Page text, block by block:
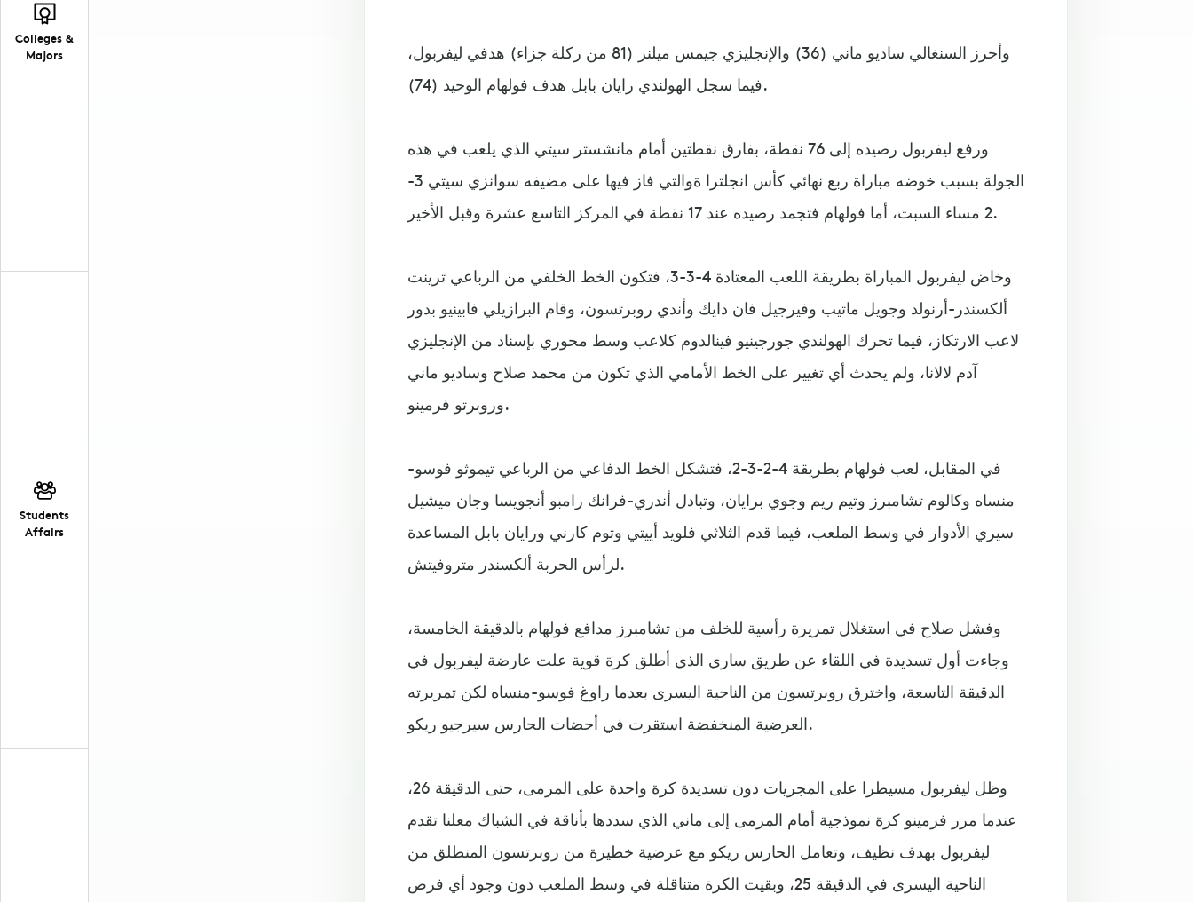
Colleges &
Majors
Students
Affairs
وأحرز السنغالي ساديو ماني (36) والإنجليزي جيمس ميلنر (81 من ركلة جزاء) هدفي ليفربول،
فيما سجل الهولندي رايان بابل هدف فولهام الوحيد (74).
ورفع ليفربول رصيده إلى 76 نقطة، بفارق نقطتين أمام مانشستر سيتي الذي يلعب في هذه
الجولة بسبب خوضه مباراة ربع نهائي كأس انجلترا ةوالتي فاز فيها على مضيفه سوانزي سيتي 3-
2 مساء السبت، أما فولهام فتجمد رصيده عند 17 نقطة في المركز التاسع عشرة وقبل الأخير.
وخاض ليفربول المباراة بطريقة اللعب المعتادة 4-3-3، فتكون الخط الخلفي من الرباعي ترينت
ألكسندر-أرنولد وجويل ماتيب وفيرجيل فان دايك وأندي روبرتسون، وقام البرازيلي فابينيو بدور
لاعب الارتكاز، فيما تحرك الهولندي جورجينيو فينالدوم كلاعب وسط محوري بإسناد من الإنجليزي
آدم لالانا، ولم يحدث أي تغيير على الخط الأمامي الذي تكون من محمد صلاح وساديو ماني
وروبرتو فرمينو.
في المقابل، لعب فولهام بطريقة 4-2-3-2، فتشكل الخط الدفاعي من الرباعي تيموثو فوسو-
منساه وكالوم تشامبرز وتيم ريم وجوي برايان، وتبادل أندري-فرانك رامبو أنجويسا وجان ميشيل
سيري الأدوار في وسط الملعب، فيما قدم الثلاثي فلويد أييتي وتوم كارني ورايان بابل المساعدة
لرأس الحربة ألكسندر متروفيتش.
وفشل صلاح في استغلال تمريرة رأسية للخلف من تشامبرز مدافع فولهام بالدقيقة الخامسة،
وجاءت أول تسديدة في اللقاء عن طريق ساري الذي أطلق كرة قوية علت عارضة ليفربول في
الدقيقة التاسعة، واخترق روبرتسون من الناحية اليسرى بعدما راوغ فوسو-منساه لكن تمريرته
العرضية المنخفضة استقرت في أحضات الحارس سيرجيو ريكو.
وظل ليفربول مسيطرا على المجريات دون تسديدة كرة واحدة على المرمى، حتى الدقيقة 26،
عندما مرر فرمينو كرة نموذجية أمام المرمى إلى ماني الذي سددها بأناقة في الشباك معلنا تقدم
ليفربول بهدف نظيف، وتعامل الحارس ريكو مع عرضية خطيرة من روبرتسون المنطلق من
الناحية اليسرى في الدقيقة 25، وبقيت الكرة متناقلة في وسط الملعب دون وجود أي فرص